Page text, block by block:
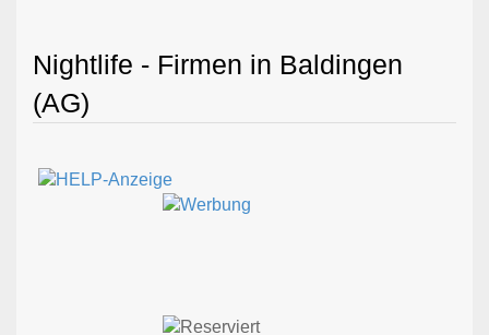
Nightlife - Firmen in Baldingen
(AG)